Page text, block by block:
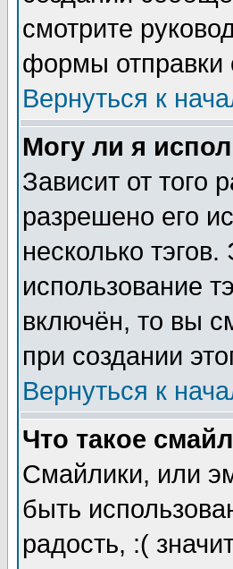
смотрите
формы отправки
Вернуться к
Могу ли я
Зависит от того
разрешено его
несколько
использование
включён, то вы
при создании
Вернуться к
Что такое
Смайлики, или
быть
радость, :(